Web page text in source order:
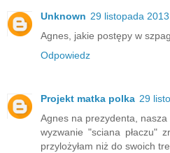
Unknown 29 listopada
Agnes, jakie postępy w
Odpowiedz
Projekt matka polka 29
Agnes na prezydenta,
wyzwanie "sciana płaczu"
przylożyłam niż do swoich